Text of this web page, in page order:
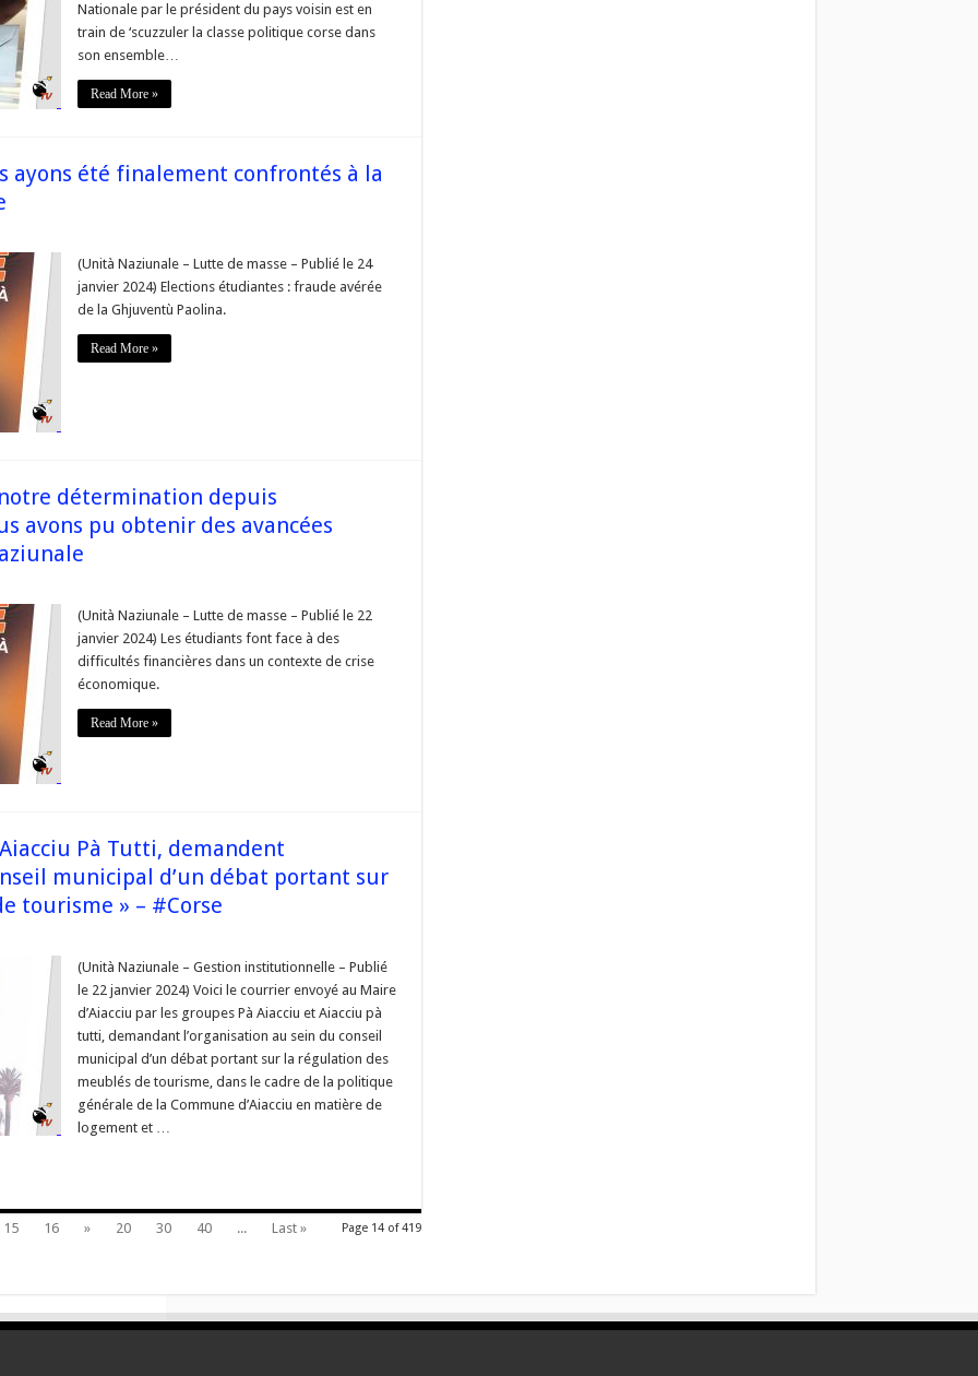
Nationale par le président du pays voisin est en
train de ‘scuzzuler la classe politique corse dans
son ensemble…
Read More »
ayons été finalement confrontés à la
»
(Unità Naziunale – Lutte de masse – Publié le 24
janvier 2024) Elections étudiantes : fraude avérée
de la Ghjuventù Paolina.
Read More »
détermination depuis
avons pu obtenir des avancées
(Unità Naziunale – Lutte de masse – Publié le 22
janvier 2024) Les étudiants font face à des
difficultés financières dans un contexte de crise
économique.
Read More »
Pà Tutti, demandent
municipal d’un débat portant sur
tourisme » – #Corse
(Unità Naziunale – Gestion institutionnelle – Publié
le 22 janvier 2024) Voici le courrier envoyé au Maire
d’Aiacciu par les groupes Pà Aiacciu et Aiacciu pà
tutti, demandant l’organisation au sein du conseil
municipal d’un débat portant sur la régulation des
meublés de tourisme, dans le cadre de la politique
générale de la Commune d’Aiacciu en matière de
logement et …
Page 14 of 419
15 16 » 20 30 40 ... Last »